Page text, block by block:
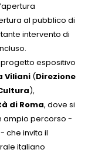
al pubblico di
intervento di
espositivo
Viliani (Direzione
),
di Roma, dove si
ampio percorso -
- che invita il
italiano